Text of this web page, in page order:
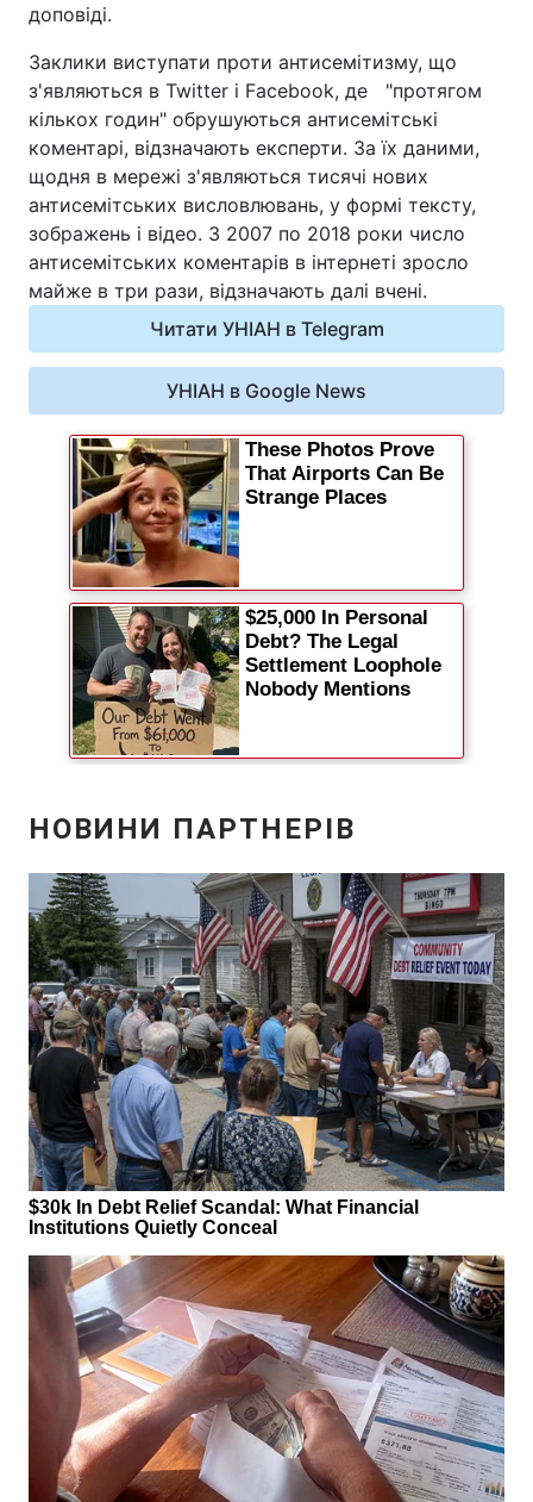
Контакти
ПОСЛУГИ
Реклама на сайті Фотобанк
Моніторинг Пресцентр
доповіді.
Заклики виступати проти антисемітизму, що
з'являються в Twitter і Facebook, де "протягом
кількох годин" обрушуються антисемітські
коментарі, відзначають експерти. За їх даними,
щодня в мережі з'являються тисячі нових
антисемітських висловлювань, у формі тексту,
зображень і відео. З 2007 по 2018 роки число
антисемітських коментарів в інтернеті зросло
майже в три рази, відзначають далі вчені.
Читати УНІАН в Telegram
УНІАН в Google News